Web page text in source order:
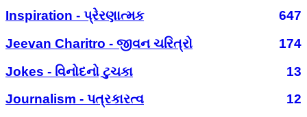
Inspiration - પ્રેરણાત્મક
647
Jeevan Charitro - જીવન ચરિત્રો
174
Jokes - વિનોદનો ટુચકા
13
Journalism - પત્રકારત્વ
12